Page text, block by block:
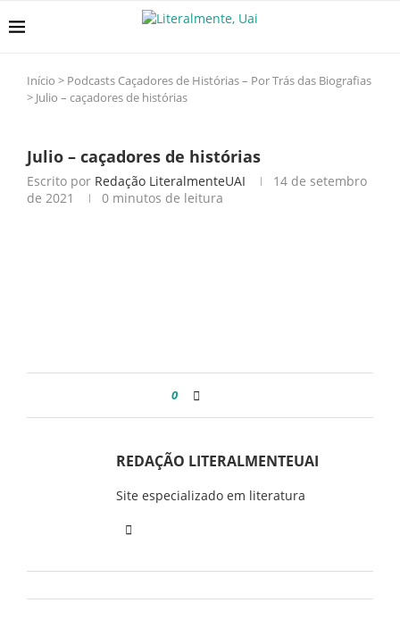
Início > Podcasts Caçadores de Histórias – Por Trás das Biografias
> Julio – caçadores de histórias
Julio – caçadores de histórias
Escrito por Redação LiteralmenteUAI
14 de setembro
de 2021
0 minutos de leitura
0
REDAÇÃO LITERALMENTEUAI
Site especializado em literatura